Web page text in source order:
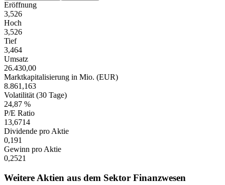
Eröffnung
3,526
Hoch
3,526
Tief
3,464
Umsatz
26.430,00
Marktkapitalisierung in Mio. (EUR)
8.861,163
Volatilität (30 Tage)
24,87 %
P/E Ratio
13,6714
Dividende pro Aktie
0,191
Gewinn pro Aktie
0,2521
Weitere Aktien aus dem Sektor Finanzwesen